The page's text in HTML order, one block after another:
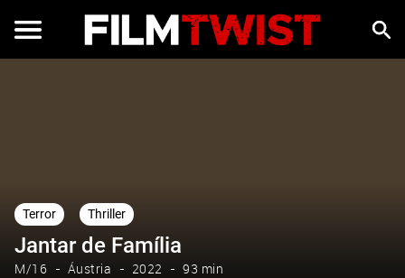
Terror Thriller
Jantar de Família
M/16 Áustria 2022 93 min